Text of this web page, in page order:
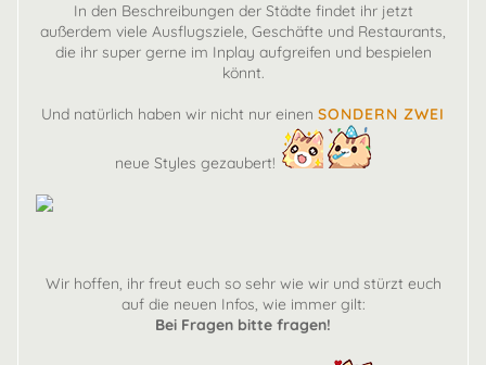
In den Beschreibungen der Städte findet ihr jetzt
außerdem viele Ausflugsziele, Geschäfte und Restaurants,
die ihr super gerne im Inplay aufgreifen und bespielen
könnt.
Und natürlich haben wir nicht nur einen SONDERN ZWEI
neue Styles gezaubert!
Wir hoffen, ihr freut euch so sehr wie wir und stürzt euch
auf die neuen Infos, wie immer gilt:
Bei Fragen bitte fragen!